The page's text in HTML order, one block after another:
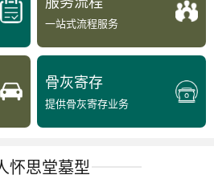
一站式流程服务
骨灰寄存
提供骨灰寄存业务
怀思堂墓型